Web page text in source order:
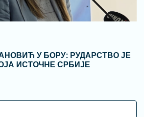
У БОРУ: РУДАРСТВО ЈЕ
ИСТОЧНЕ СРБИЈЕ